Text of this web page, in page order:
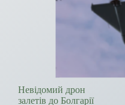
Невідомий дрон
залетів до Болгарії